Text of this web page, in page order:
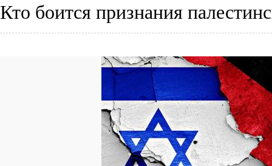
Кто боится признания